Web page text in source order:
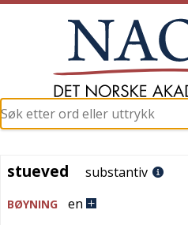
stueved
stueved substantiv
BØYNING en